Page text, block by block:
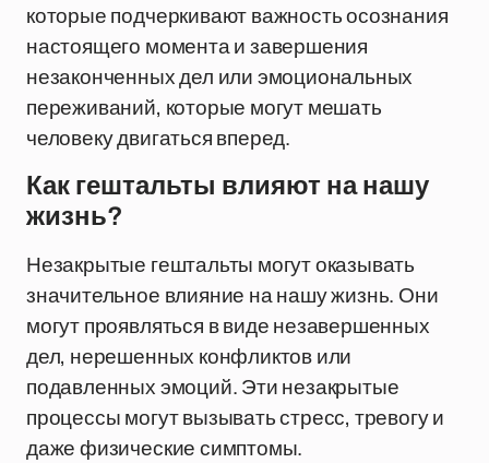
которые подчеркивают важность осознания
настоящего момента и завершения
незаконченных дел или эмоциональных
переживаний, которые могут мешать
человеку двигаться вперед.
Как гештальты влияют на нашу
жизнь?
Незакрытые гештальты могут оказывать
значительное влияние на нашу жизнь. Они
могут проявляться в виде незавершенных
дел, нерешенных конфликтов или
подавленных эмоций. Эти незакрытые
процессы могут вызывать стресс, тревогу и
даже физические симптомы.